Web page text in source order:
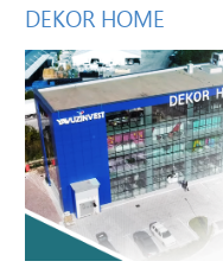
DEKOR HOME